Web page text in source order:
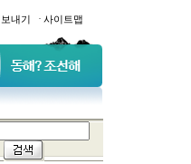
내기 · 사이트맵